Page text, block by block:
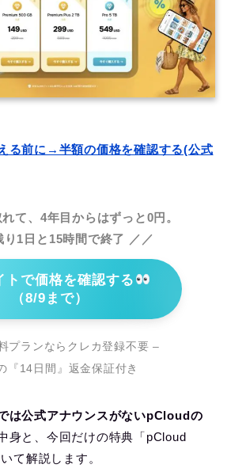
る前に→半額の価格を確認する(公式
て、4年目からはずっと0円。
り1日と15時間で終了 ／／
トで価格を確認する
（8/9まで）
プランならクレカ登録不要 –
『14日間』返金保証付き
は公式アナウンスがないpCloudの
身と、今回だけの特典「pCloud
て解説します。